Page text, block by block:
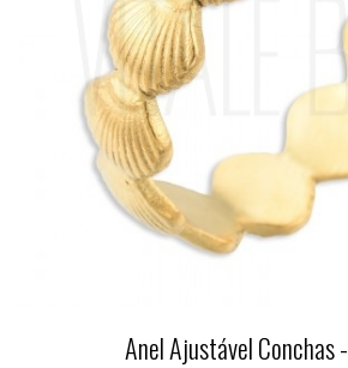
Anel Ajustável Conchas